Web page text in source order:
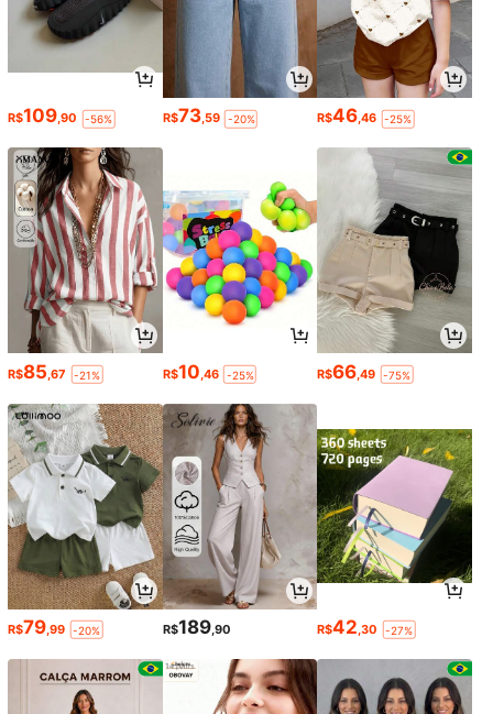
R$109,90 -56% R$73,59 -20% R$46,46 -25%
R$85 ,67 -21% R$10 ,46 -25% R$66 ,49 -75%
R$79,99 -20% R$189,90 R$42,30 -27%